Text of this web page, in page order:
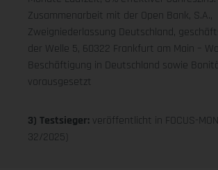
Zusammenarbeit mit der Open Bank, S.A.,
Zweigniederlassung Deutschland,
der Welle 5, 60322 Frankfurt am Main –
Beschäftigung in Deutschland sowie
vorausgesetzt
3) Testsieger: veröffentlicht in FOCUS-
32/2025)